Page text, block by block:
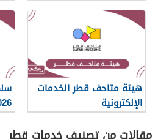
هيئة متاحف قطر الخدمات
الإلكترونية